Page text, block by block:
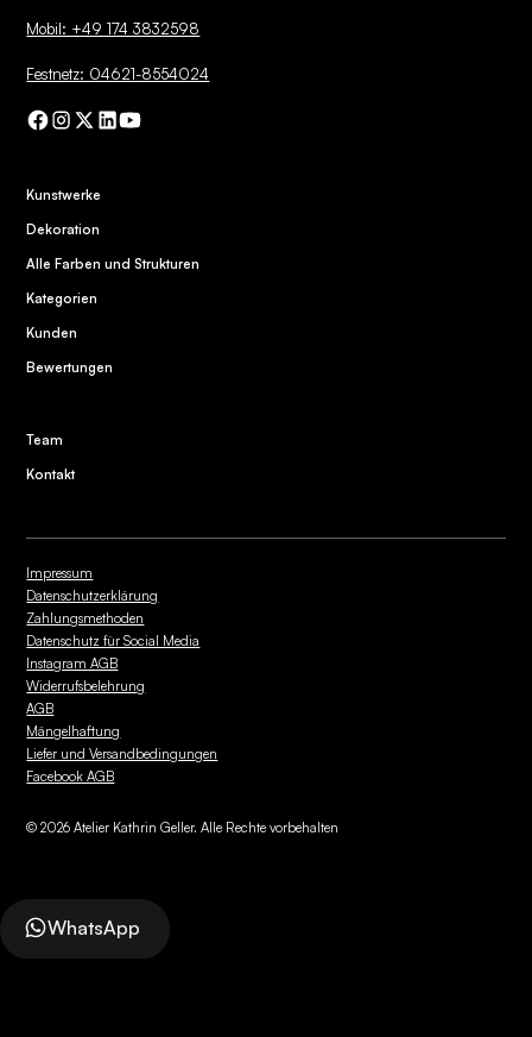
Mobil: +49 174 3832598
Festnetz: 04621-8554024
Kunstwerke
Dekoration
Alle Farben und Strukturen
Kategorien
Kunden
Bewertungen
Team
Kontakt
Impressum
Datenschutzerklärung
Zahlungsmethoden
Datenschutz für Social Media
Instagram AGB
Widerrufsbelehrung
AGB
Mängelhaftung
Liefer und Versandbedingungen
Facebook AGB
©2026 Atelier Kathrin Geller. Alle Rechte vorbehalten
WhatsApp